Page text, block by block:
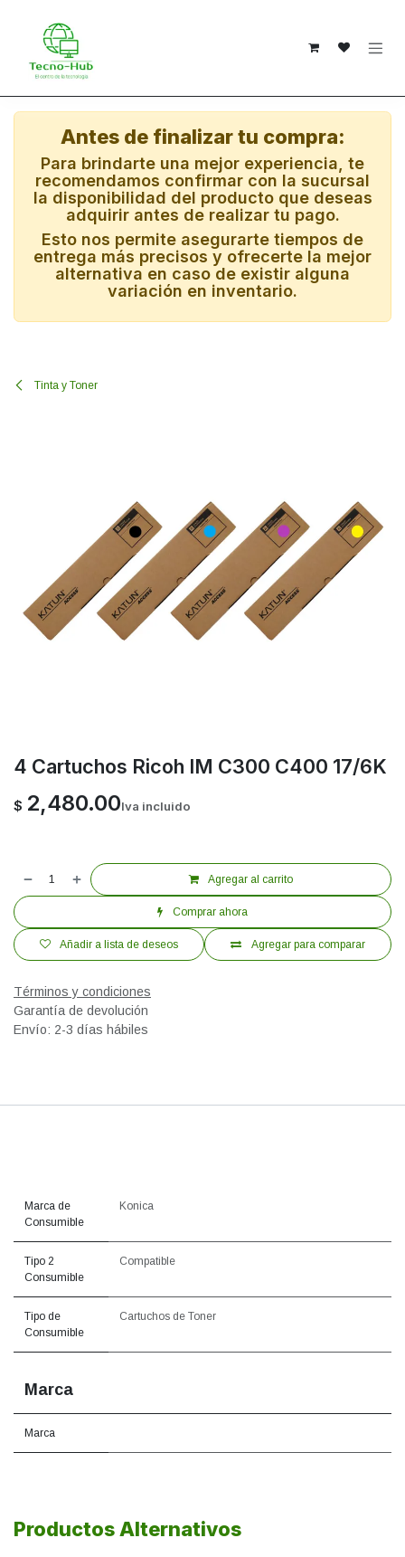
Antes de finalizar tu compra:
Para brindarte una mejor experiencia, te
recomendamos confirmar con la sucursal
la disponibilidad del producto que deseas
adquirir antes de realizar tu pago.
Esto nos permite asegurarte tiempos de
entrega más precisos y ofrecerte la mejor
alternativa en caso de existir alguna
variación en inventario.
Tinta y Toner
4 Cartuchos Ricoh IM C300 C400 17/6K
$ 2,480.00Iva incluido
Agregar al carrito
Comprar ahora
Agregar para comparar
Añadir a lista de deseos
Términos y condiciones
Garantía de devolución
Envío: 2-3 días hábiles
Marca de
Consumible
Konica
Tipo 2
Consumible
Compatible
Tipo de
Consumible
Cartuchos de Toner
Marca
Marca
Productos Alternativos